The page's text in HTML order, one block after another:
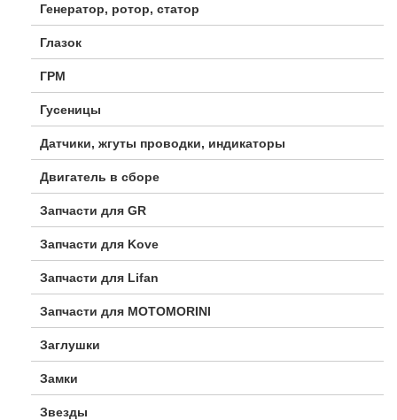
Генератор, ротор, статор
Глазок
ГРМ
Гусеницы
Датчики, жгуты проводки, индикаторы
Двигатель в сборе
Запчасти для GR
Запчасти для Kove
Запчасти для Lifan
Запчасти для MOTOMORINI
Заглушки
Замки
Звезды